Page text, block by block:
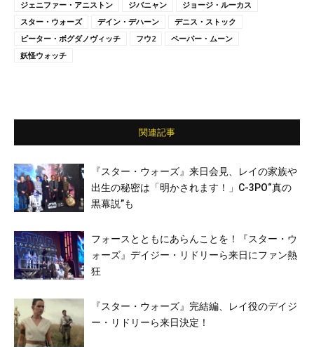
ジェニファー・アニストン ジバニャン
ジョージ・ルーカス
スター・ウォーズ
デイン・デハーン
デニス・ストック
ピーター・ボグダノヴィッチ
フウ2
ペーパー・ムーン
妖怪ウォッチ
関連記事
『スター・ウォーズ』来日会見、レイの家族や
出生の秘密は「明かされます！」C-3PO“真の
黒幕説”も
フォースとともにあらんことを！『スター・ウ
ォーズ』デイジー・リドリーら来日にファン熱
狂
『スター・ウォーズ』完結編、レイ役のデイジ
ー・リドリーら来日決定！